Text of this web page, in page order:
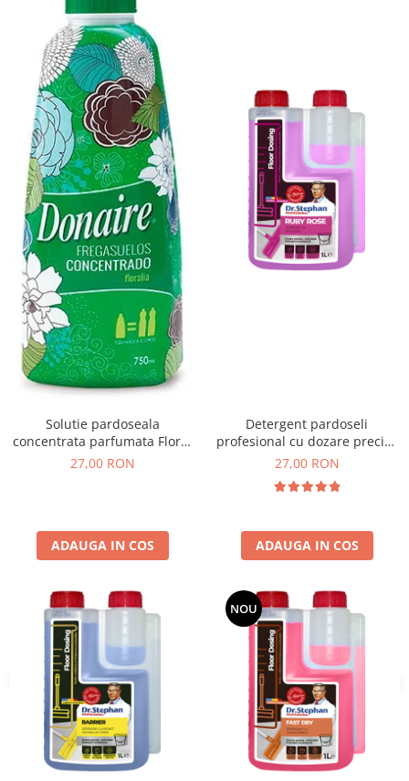
Solutie pardoseala
concentrata parfumata Floral
Donaire 750 ml
27,00 RON
ADAUGA IN COS
Detergent pardoseli
profesional cu dozare precisa
detergent cu bioalcool, Dr.
27,00 RON
ADAUGA IN COS
NOU